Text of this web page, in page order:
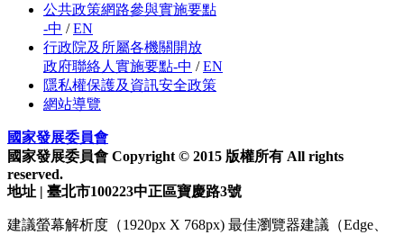
公共政策網路參與實施要點
-中 /EN
行政院及所屬各機關開放
政府聯絡人實施要點-中 /EN
隱私權保護及資訊安全政策
網站導覽
國家發展委員會
國家發展委員會 Copyright © 2015 版權所有 All rights
reserved.
地址 | 臺北市100223中正區寶慶路3號
建議螢幕解析度（1920px X 768px) 最佳瀏覽器建議（Edge、